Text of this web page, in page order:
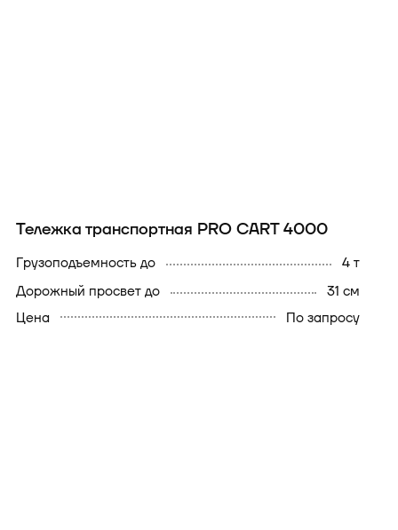
Тележка транспортная PRO CART 4000
Грузоподъемность до
4 т
Дорожный просвет до
31 см
Цена
По запросу